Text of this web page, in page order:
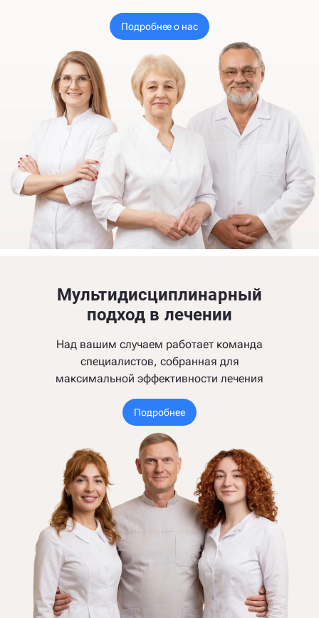
Подробнее о нас
Мультидисциплинарный
подход в лечении
Над вашим случаем работает команда
специалистов, собранная для
максимальной эффективности лечения
Подробнее